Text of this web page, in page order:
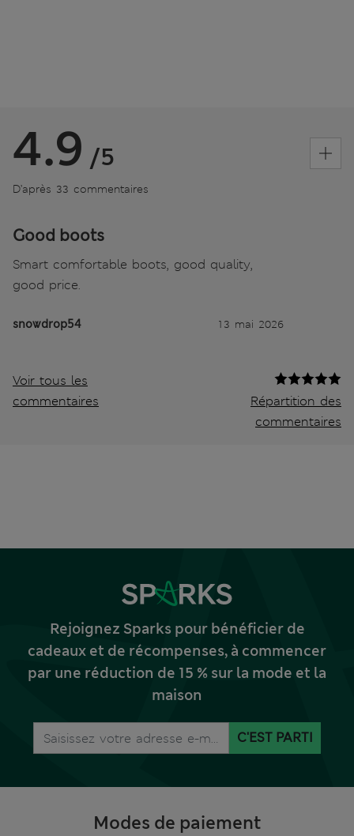
4.9 /5
D’après 33 commentaires
Good boots
Smart comfortable boots, good quality,
good price.
snowdrop54 13 mai 2026
Voir tous les
commentaires
Répartition des
commentaires
Rejoignez Sparks pour bénéficier de
cadeaux et de récompenses, à commencer
par une réduction de 15 % sur la mode et la
maison
C'EST PARTI
Modes de paiement